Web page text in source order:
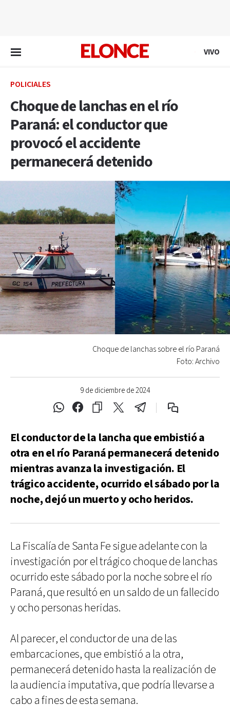
VIVO
POLICIALES
Choque de lanchas en el río
Paraná: el conductor que
provocó el accidente
permanecerá detenido
9 de diciembre de 2024
Choque de lanchas sobre el río Paraná
Foto: Archivo
El conductor de la lancha que embistió a
otra en el río Paraná permanecerá detenido
mientras avanza la investigación. El
trágico accidente, ocurrido el sábado por la
noche, dejó un muerto y ocho heridos.
La Fiscalía de Santa Fe sigue adelante con la
investigación por el trágico choque de lanchas
ocurrido este sábado por la noche sobre el río
Paraná, que resultó en un saldo de un fallecido
y ocho personas heridas.
Al parecer, el conductor de una de las
embarcaciones, que embistió a la otra,
permanecerá detenido hasta la realización de
la audiencia imputativa, que podría llevarse a
cabo a fines de esta semana.